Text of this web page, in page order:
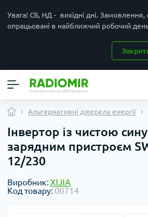
Увага! СБ, НД - вихідні дні.
опрацьовані в найближчий робочий
Альтернативні джерела енергії
Інвертор із чистою
зарядним пристроєм
12/230
Виробник:XIJIA
Код товару:00714